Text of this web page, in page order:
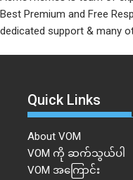
Best Premium and Free
dedicated support & many
Quick Links
About VOM
VOM ကို ဆက်သွယ်ပါ
VOM အကြောင်း